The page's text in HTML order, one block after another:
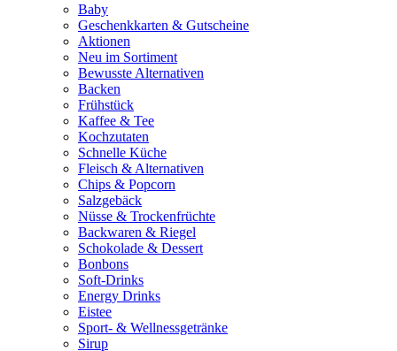
Baby
Geschenkkarten & Gutscheine
Aktionen
Neu im Sortiment
Bewusste Alternativen
Backen
Frühstück
Kaffee & Tee
Kochzutaten
Schnelle Küche
Fleisch & Alternativen
Chips & Popcorn
Salzgebäck
Nüsse & Trockenfrüchte
Backwaren & Riegel
Schokolade & Dessert
Bonbons
Soft-Drinks
Energy Drinks
Eistee
Sport- & Wellnessgetränke
Sirup